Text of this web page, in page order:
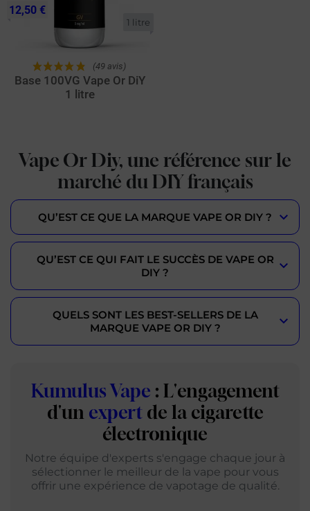
1 litre
(49 avis)
Base 100VG Vape Or DiY
1 litre
12,50 €
Vape Or Diy, une référence sur le
marché du DIY français
QU’EST CE QUE LA MARQUE VAPE OR DIY ?
QU’EST CE QUI FAIT LE SUCCÈS DE VAPE OR
DIY ?
QUELS SONT LES BEST-SELLERS DE LA
MARQUE VAPE OR DIY ?
Kumulus Vape : L'engagement
d'un expert de la cigarette
électronique
Notre équipe d'experts s'engage chaque jour à
sélectionner le meilleur de la vape pour vous
offrir une expérience de vapotage de qualité.